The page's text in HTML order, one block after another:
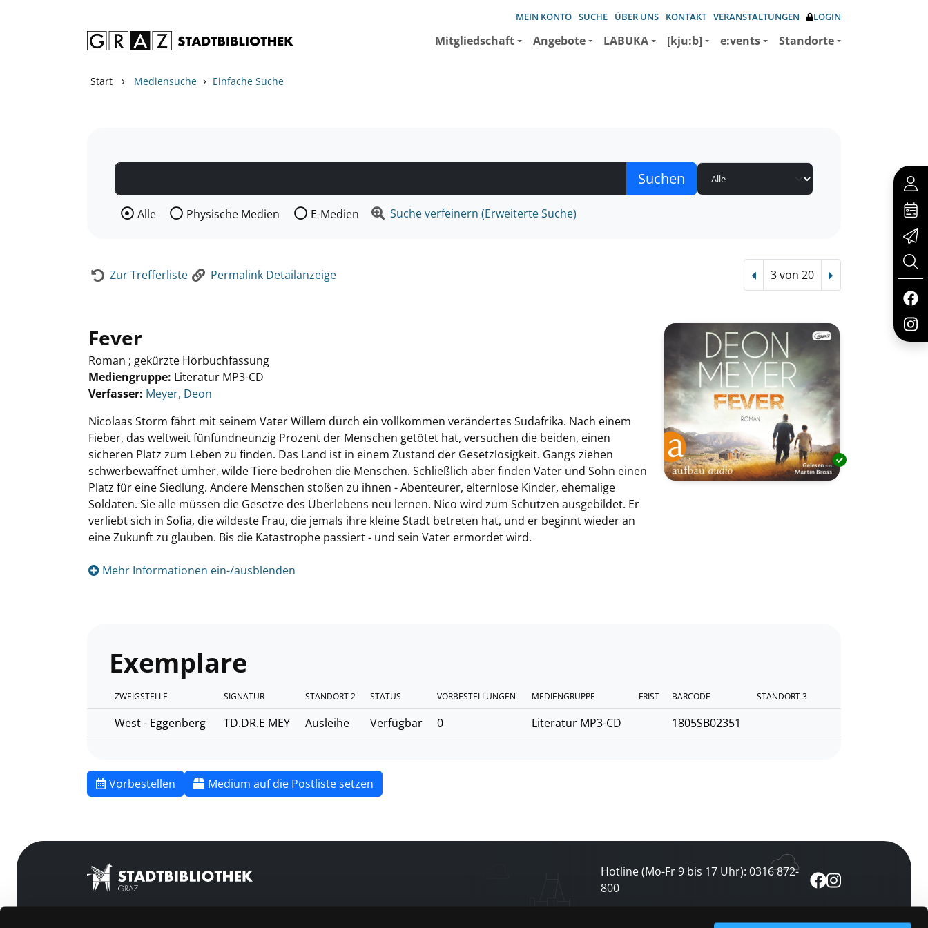
MEIN KONTO SUCHE ÜBER UNS KONTAKT VERANSTALTUNGEN LOGIN
Mitgliedschaft Angebote LABUKA [kju:b] e:vents Standorte
Start › Mediensuche › Einfache Suche
Wählen Sie die Medienart nach der Sie suchen wollen.
Alle Physische Medien E-Medien Suche verfeinern (Erweiterte Suche)
Zur Trefferliste Permalink Detailanzeige Vorheriger Treffer
3 von 20 Nächster Treffer
Fever
Roman ; gekürzte Hörbuchfassung
Mediengruppe: Literatur MP3-CD
Verfasser: Suche nach diesem Verfasser
Meyer, Deon
Nicolaas Storm fährt mit seinem Vater Willem durch ein vollkommen verändertes Südafrika. Nach einem
Fieber, das weltweit fünfundneunzig Prozent der Menschen getötet hat, versuchen die beiden, einen
sicheren Platz zum Leben zu finden. Das Land ist in einem Zustand der Gesetzlosigkeit. Gangs ziehen
schwerbewaffnet umher, wilde Tiere bedrohen die Menschen. Schließlich aber finden Vater und Sohn einen
Platz für eine Siedlung. Andere Menschen stoßen zu ihnen - Abenteurer, elternlose Kinder, ehemalige
Soldaten. Sie alle müssen die Gesetze des Überlebens neu lernen. Nico wird zum Schützen ausgebildet. Er
verliebt sich in Sofia, die wildeste Frau, die jemals ihre kleine Stadt betreten hat, und er beginnt wieder an
eine Zukunft zu glauben. Bis die Katastrophe passiert - und sein Vater ermordet wird.
Mehr Informationen ein-/ausblenden
Exemplare
ZWEIGSTELLE SIGNATUR STANDORT 2 STATUS VORBESTELLUNGEN MEDIENGRUPPE FRIST BARCODE STANDORT 3
West - Eggenberg TD.DR.E MEY Ausleihe Verfügbar 0 Literatur MP3-CD 1805SB02351
Vorbestellen Medium auf die Postliste setzen
Hotline (Mo-Fr 9 bis 17 Uhr): 0316 872-
800